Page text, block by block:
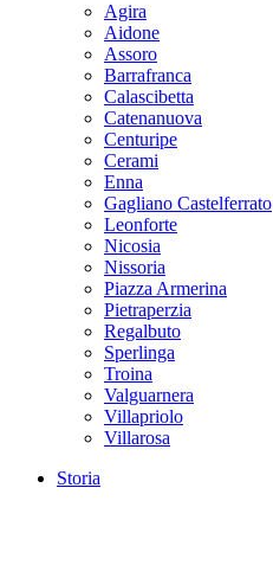
Agira
Aidone
Assoro
Barrafranca
Calascibetta
Catenanuova
Centuripe
Cerami
Enna
Gagliano Castelferrato
Leonforte
Nicosia
Nissoria
Piazza Armerina
Pietraperzia
Regalbuto
Sperlinga
Troina
Valguarnera
Villapriolo
Villarosa
Storia